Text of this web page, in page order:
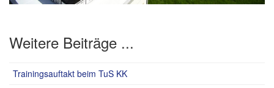
Weitere Beiträge ...
Trainingsauftakt beim TuS KK